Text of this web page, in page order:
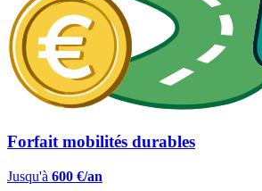
Forfait mobilités durables
Jusqu'à 600 €/an